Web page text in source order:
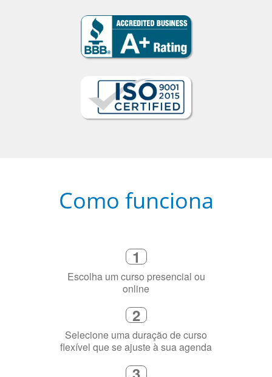
Como funciona
1
Escolha um curso presencial ou
2
Selecione uma duração de curso